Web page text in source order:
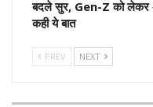
बदले सुर, Gen-Z को लेकर
कही ये बात
PREV NEXT